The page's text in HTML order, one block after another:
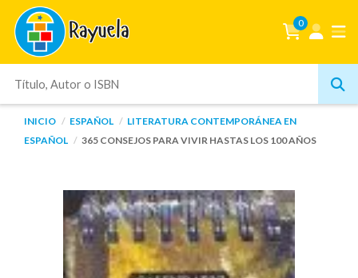
0
INICIO ESPAÑOL
LITERATURA CONTEMPORÁNEA EN
ESPAÑOL
365 CONSEJOS PARA VIVIR HASTAS LOS 100 AÑOS